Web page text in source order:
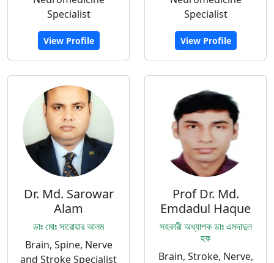
Specialist
View Profile
Specialist
View Profile
Dr. Md. Sarowar
Alam
ডাঃ মোঃ সারোয়ার আলম
Brain, Spine, Nerve
and Stroke Specialist
Prof Dr. Md.
Emdadul Haque
সহকারী অধ্যাপক ডাঃ এমদাদুল
হক
Brain, Stroke, Nerve,